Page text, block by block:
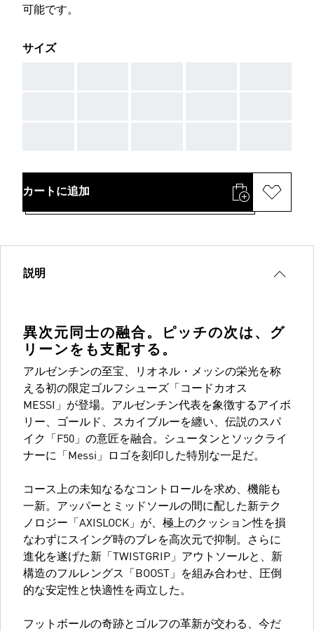
可能です。
サイズ
カートに追加
説明
異次元同士の融合。ピッチの次は、グ
リーンをも支配する。
アルゼンチンの至宝、リオネル・メッシの栄光を称
える初の限定ゴルフシューズ「コードカオス
MESSI」が登場。アルゼンチン代表を象徴するアイボ
リー、ゴールド、スカイブルーを纏い、伝説のスパ
イク「F50」の意匠を融合。シュータンとソックライ
ナーに「Messi」ロゴを刻印した特別な一足だ。
コース上の未知なるなコントロールを求め、機能も
一新。アッパーとミッドソールの間に配した新テク
ノロジー「AXISLOCK」が、極上のクッション性を損
なわずにスイング時のブレを高次元で抑制。さらに
進化を遂げた新「TWISTGRIP」アウトソールと、新
構造のフルレングス「BOOST」を組み合わせ、圧倒
的な安定性と快適性を両立した。
フットボールの奇跡とゴルフの革新が交わる、今だ